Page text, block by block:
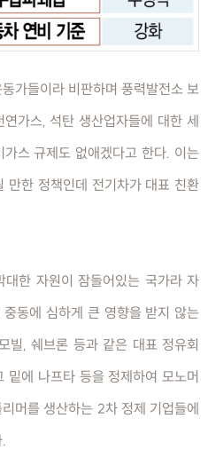
가들이라 비판하며 풍력발전소 보
가스, 석탄 생산업자들에 대한 세
스 규제도 없애겠다고 한다. 이는
만한 정책인데 전기차가 대표 친환
대한 자원이 잠들어있는 국가라 자
동에 심하게 큰 영향을 받지 않는
빌, 쉐브론 등과 같은 대표 정유회
밑에 나프타 등을 정제하여 모노머
머를 생산하는 2차 정제 기업들에